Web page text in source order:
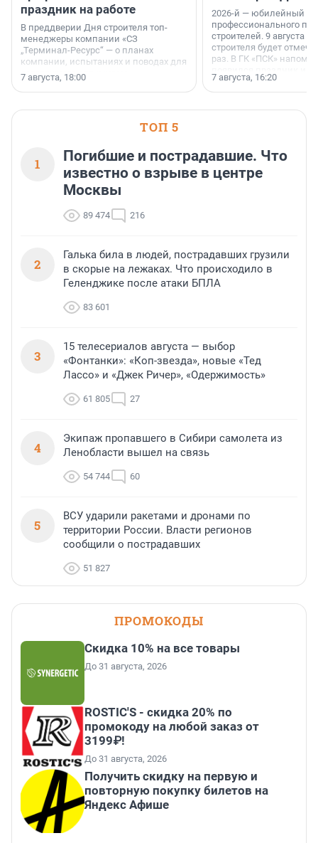
праздник на работе
В преддверии Дня строителя топ-
менеджеры компании «СЗ
„Терминал-Ресурс“ — о планах
компании, испытаниях и поводах для
осторожного оптимизма.
7 августа, 18:00
2026-й — юбилейный
профессионального
строителей. 9 августа
строителя будет
раз. В ГК «ПСК»
поменялась роль
7 августа, 16:20
ТОП 5
1
Погибшие и пострадавшие. Что
известно о взрыве в центре
Москвы
89 474 216
2
Галька била в людей, пострадавших грузили
в скорые на лежаках. Что происходило в
Геленджике после атаки БПЛА
83 601
3
15 телесериалов августа — выбор
«Фонтанки»: «Коп-звезда», новые «Тед
Лассо» и «Джек Ричер», «Одержимость»
61 805 27
4
Экипаж пропавшего в Сибири самолета из
Ленобласти вышел на связь
54 744 60
5
ВСУ ударили ракетами и дронами по
территории России. Власти регионов
сообщили о пострадавших
51 827
ПРОМОКОДЫ
Скидка 10% на все товары
До 31 августа, 2026
ROSTIC'S - скидка 20% по
промокоду на любой заказ от
3199₽!
До 31 августа, 2026
Получить скидку на первую и
повторную покупку билетов на
Яндекс Афише